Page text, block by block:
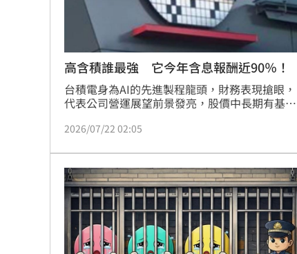
高含積誰最強 它今年含息報酬近90％！
台積電身為AI的先進製程龍頭，財務表現搶眼，
代表公司營運展望前景發亮，股價中長期有基本
心龍頭，並非僅台積電一家獨霸，其他諸如IC設
級台企值得長期關注，估進入第三季後，市場對
高估值、高本益比標的容忍度下降，個股波動加
劇，建議投資人不妨適度逆勢勇敢布局，掌握高
含積量的愛台積ETF，或直接鎖定半導體ETF淘
金，在全球AI與高階製程爆發的多頭行情中，波
段漲幅值得期待。
2026/07/22 02:05